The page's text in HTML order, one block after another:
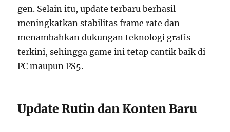
gen. Selain itu, update terbaru berhasil
meningkatkan stabilitas frame rate dan
menambahkan dukungan teknologi grafis
terkini, sehingga game ini tetap cantik baik di
PC maupun PS5.
Update Rutin dan Konten Baru